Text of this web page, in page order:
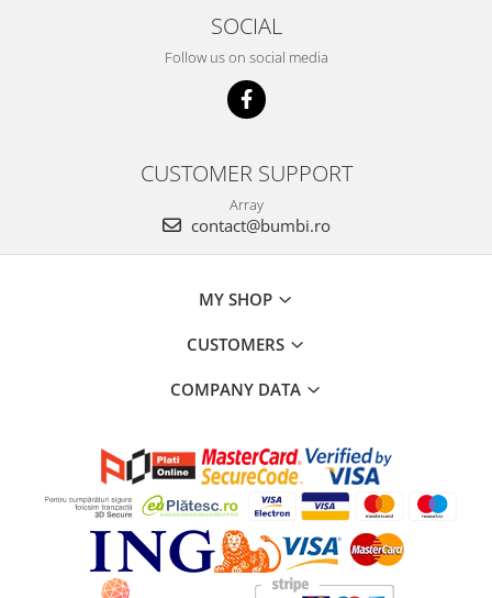
SOCIAL
Follow us on social media
CUSTOMER SUPPORT
Array
contact@bumbi.ro
MY SHOP
CUSTOMERS
COMPANY DATA